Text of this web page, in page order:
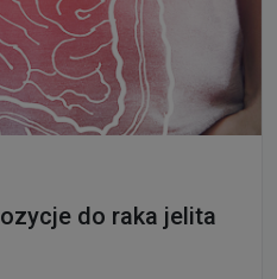
do raka jelita